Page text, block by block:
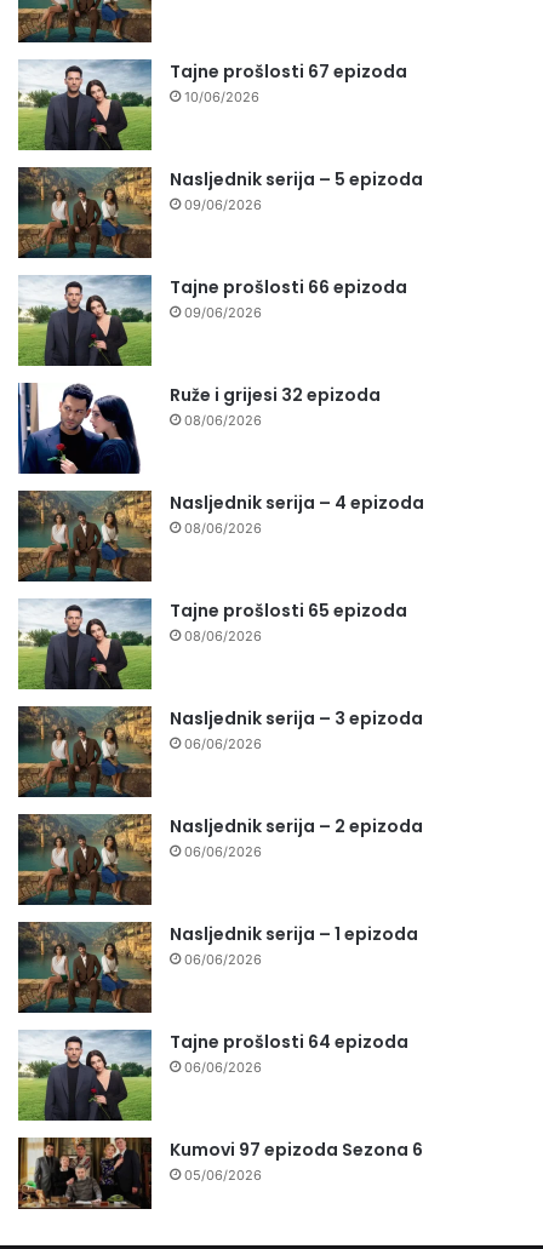
Tajne prošlosti 67 epizoda
10/06/2026
Nasljednik serija – 5 epizoda
09/06/2026
Tajne prošlosti 66 epizoda
09/06/2026
Ruže i grijesi 32 epizoda
08/06/2026
Nasljednik serija – 4 epizoda
08/06/2026
Tajne prošlosti 65 epizoda
08/06/2026
Nasljednik serija – 3 epizoda
06/06/2026
Nasljednik serija – 2 epizoda
06/06/2026
Nasljednik serija – 1 epizoda
06/06/2026
Tajne prošlosti 64 epizoda
06/06/2026
Kumovi 97 epizoda Sezona 6
05/06/2026